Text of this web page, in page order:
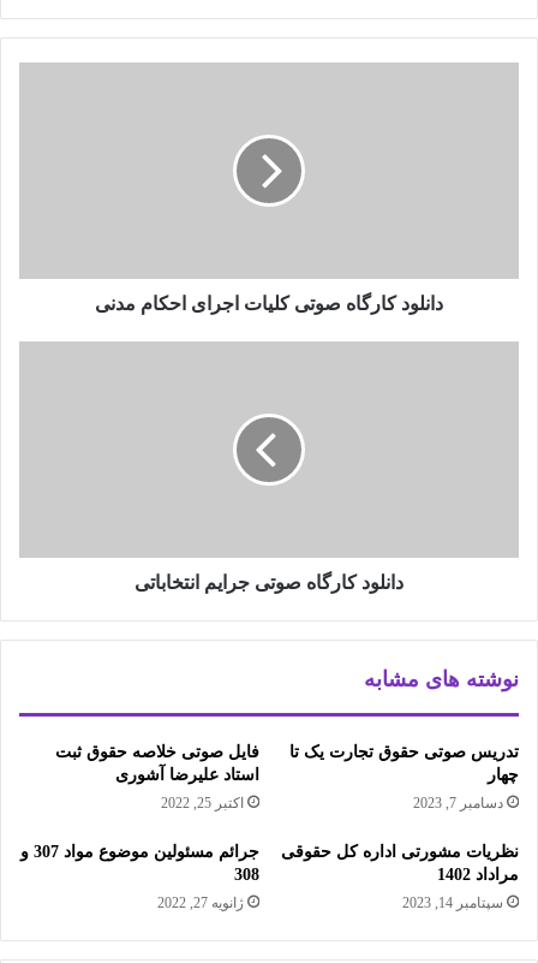
دانلود کارگاه صوتی کلیات اجرای احکام مدنی
دانلود کارگاه صوتی جرایم انتخاباتی
نوشته های مشابه
تدریس صوتی حقوق تجارت یک تا
چهار
دسامبر 7, 2023
فایل صوتی خلاصه حقوق ثبت
استاد علیرضا آشوری
اکتبر 25, 2022
نظریات مشورتی اداره کل حقوقی
مراداد 1402
سپتامبر 14, 2023
جرائم مسئولین موضوع مواد 307 و
308
ژانویه 27, 2022